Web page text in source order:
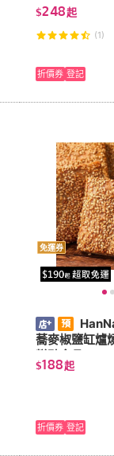
$248起
(1)
折價券 登記
免運券
蕎麥椒鹽缸爐
糕點食品
$188起
折價券 登記